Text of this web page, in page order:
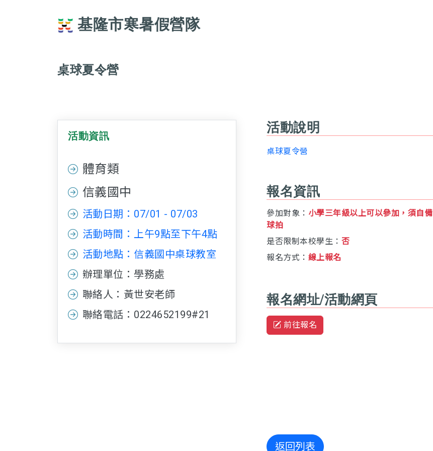
基隆市寒暑假營隊
桌球夏令營
活動資訊
體育類
信義國中
活動日期：07/01 - 07/03
活動時間：上午9點至下午4點
活動地點：信義國中桌球教室
辦理單位：學務處
聯絡人：黃世安老師
聯絡電話：0224652199#21
活動說明
桌球夏令營
報名資訊
參加對象： 小學三年級以上可以參加，須自備
球拍
是否限制本校學生： 否
報名方式： 線上報名
報名網址/活動網頁
前往報名
返回列表